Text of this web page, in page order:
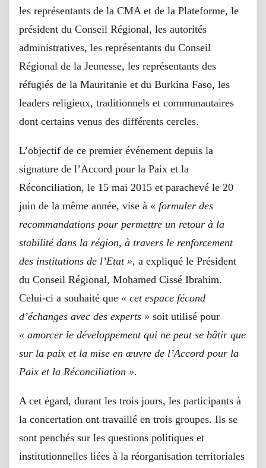
les représentants de la CMA et de la Plateforme, le
président du Conseil Régional, les autorités
administratives, les représentants du Conseil
Régional de la Jeunesse, les représentants des
réfugiés de la Mauritanie et du Burkina Faso, les
leaders religieux, traditionnels et communautaires
dont certains venus des différents cercles.
L’objectif de ce premier événement depuis la
signature de l’Accord pour la Paix et la
Réconciliation, le 15 mai 2015 et parachevé le 20
juin de la même année, vise à « formuler des
recommandations pour permettre un retour à la
stabilité dans la région, à travers le renforcement
des institutions de l’Etat », a expliqué le Président
du Conseil Régional, Mohamed Cissé Ibrahim.
Celui-ci a souhaité que « cet espace fécond
d’échanges avec des experts » soit utilisé pour
« amorcer le développement qui ne peut se bâtir que
sur la paix et la mise en œuvre de l’Accord pour la
Paix et la Réconciliation ».
A cet égard, durant les trois jours, les participants à
la concertation ont travaillé en trois groupes. Ils se
sont penchés sur les questions politiques et
institutionnelles liées à la réorganisation territoriales